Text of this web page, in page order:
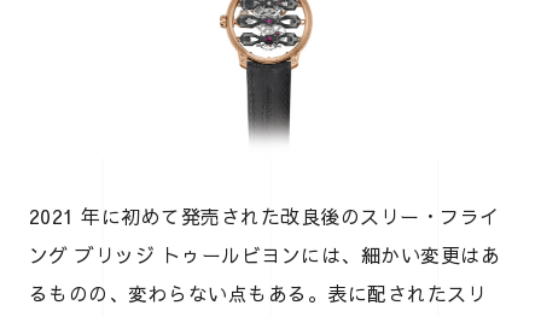
2021 年に初めて発売された改良後のスリー・フライ
ング ブリッジ トゥールビヨンには、細かい変更はあ
るものの、変わらない点もある。表に配されたスリ